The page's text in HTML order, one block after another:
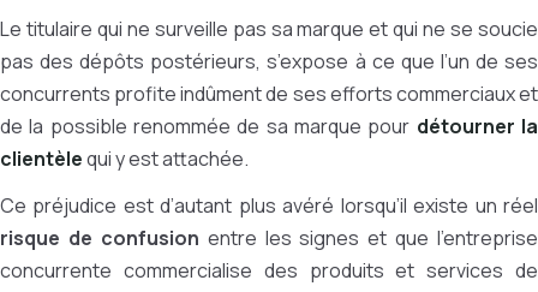
Le titulaire qui ne surveille pas sa marque et qui ne se soucie
pas des dépôts postérieurs, s’expose à ce que l’un de ses
concurrents profite indûment de ses efforts commerciaux et
de la possible renommée de sa marque pour détourner la
clientèlequi y est attachée.
Ce préjudice est d’autant plus avéré lorsqu’il existe un réel
risque de confusion entre les signes et que l’entreprise
concurrente commercialise des produits et services de